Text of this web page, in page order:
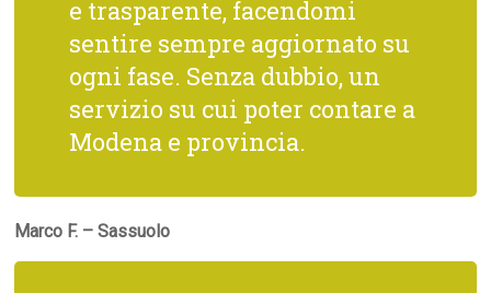
e trasparente, facendomi
sentire sempre aggiornato su
ogni fase. Senza dubbio, un
servizio su cui poter contare a
Modena e provincia.
Marco F. – Sassuolo